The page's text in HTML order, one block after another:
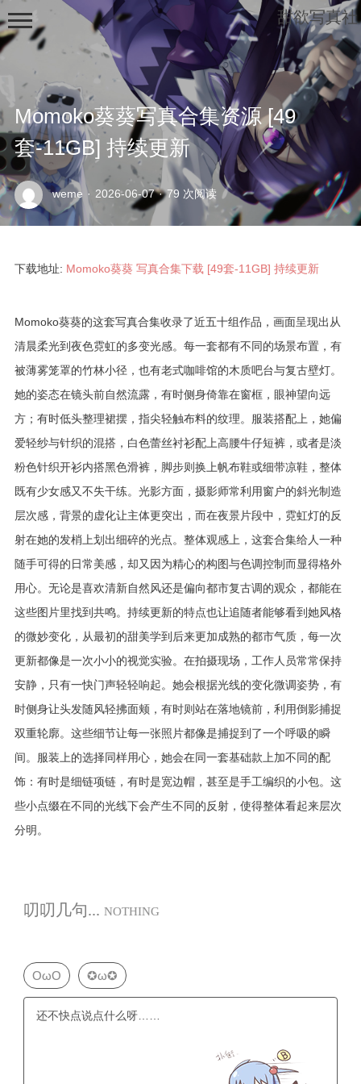
Momoko葵葵写真合集资源 [49
套-11GB] 持续更新
weme · 2026-06-07 · 79 次阅读
下载地址: Momoko葵葵 写真合集下载 [49套-11GB] 持续更新
Momoko葵葵的这套写真合集收录了近五十组作品，画面呈现出从
清晨柔光到夜色霓虹的多变光感。每一套都有不同的场景布置，有
被薄雾笼罩的竹林小径，也有老式咖啡馆的木质吧台与复古壁灯。
她的姿态在镜头前自然流露，有时侧身倚靠在窗框，眼神望向远
方；有时低头整理裙摆，指尖轻触布料的纹理。服装搭配上，她偏
爱轻纱与针织的混搭，白色蕾丝衬衫配上高腰牛仔短裤，或者是淡
粉色针织开衫内搭黑色滑裤，脚步则换上帆布鞋或细带凉鞋，整体
既有少女感又不失干练。光影方面，摄影师常利用窗户的斜光制造
层次感，背景的虚化让主体更突出，而在夜景片段中，霓虹灯的反
射在她的发梢上划出细碎的光点。整体观感上，这套合集给人一种
随手可得的日常美感，却又因为精心的构图与色调控制而显得格外
用心。无论是喜欢清新自然风还是偏向都市复古调的观众，都能在
这些图片里找到共鸣。持续更新的特点也让追随者能够看到她风格
的微妙变化，从最初的甜美学到后来更加成熟的都市气质，每一次
更新都像是一次小小的视觉实验。在拍摄现场，工作人员常常保持
安静，只有一快门声轻轻响起。她会根据光线的变化微调姿势，有
时侧身让头发随风轻拂面颊，有时则站在落地镜前，利用倒影捕捉
双重轮廓。这些细节让每一张照片都像是捕捉到了一个呼吸的瞬
间。服装上的选择同样用心，她会在同一套基础款上加不同的配
饰：有时是细链项链，有时是宽边帽，甚至是手工编织的小包。这
些小点缀在不同的光线下会产生不同的反射，使得整体看起来层次
分明。
叨叨几句... NOTHING
OωO ✪ω✪
甜欲写真社
示
例
面